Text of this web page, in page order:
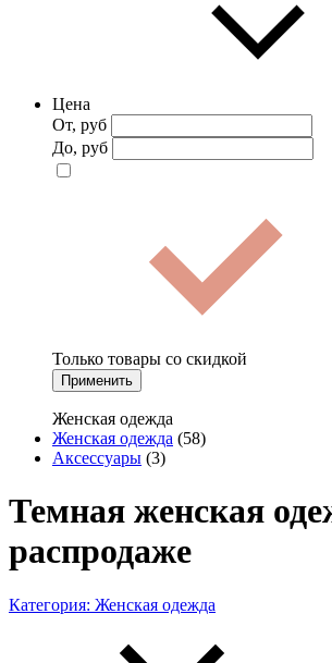
Цена
От, руб
До, руб
Только товары со скидкой
Применить
Женская одежда
Женская одежда (58)
Аксессуары (3)
Темная женская
распродаже
Категория: Женская одежда